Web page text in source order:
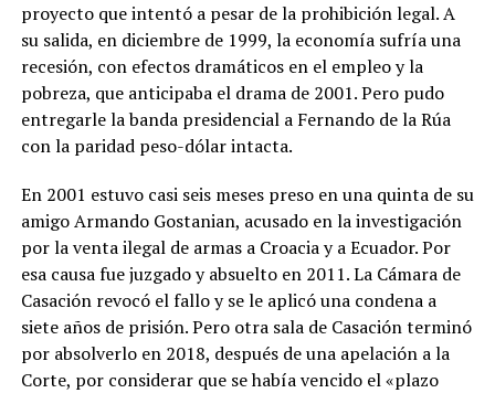
proyecto que intentó a pesar de la prohibición legal. A
su salida, en diciembre de 1999, la economía sufría una
recesión, con efectos dramáticos en el empleo y la
pobreza, que anticipaba el drama de 2001. Pero pudo
entregarle la banda presidencial a Fernando de la Rúa
con la paridad peso-dólar intacta.
En 2001 estuvo casi seis meses preso en una quinta de su
amigo Armando Gostanian, acusado en la investigación
por la venta ilegal de armas a Croacia y a Ecuador. Por
esa causa fue juzgado y absuelto en 2011. La Cámara de
Casación revocó el fallo y se le aplicó una condena a
siete años de prisión. Pero otra sala de Casación terminó
por absolverlo en 2018, después de una apelación a la
Corte, por considerar que se había vencido el «plazo